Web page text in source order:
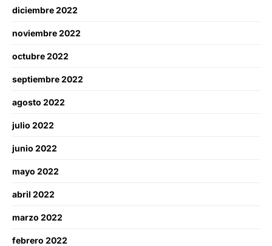
diciembre 2022
noviembre 2022
octubre 2022
septiembre 2022
agosto 2022
julio 2022
junio 2022
mayo 2022
abril 2022
marzo 2022
febrero 2022